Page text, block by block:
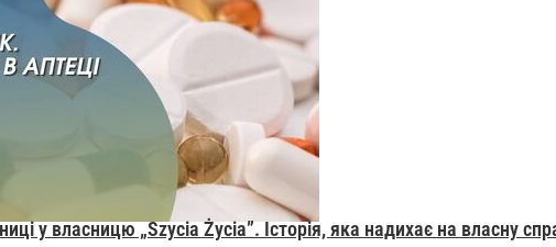
у власницю „Szycia Życia”. Історія, яка надихає на власну